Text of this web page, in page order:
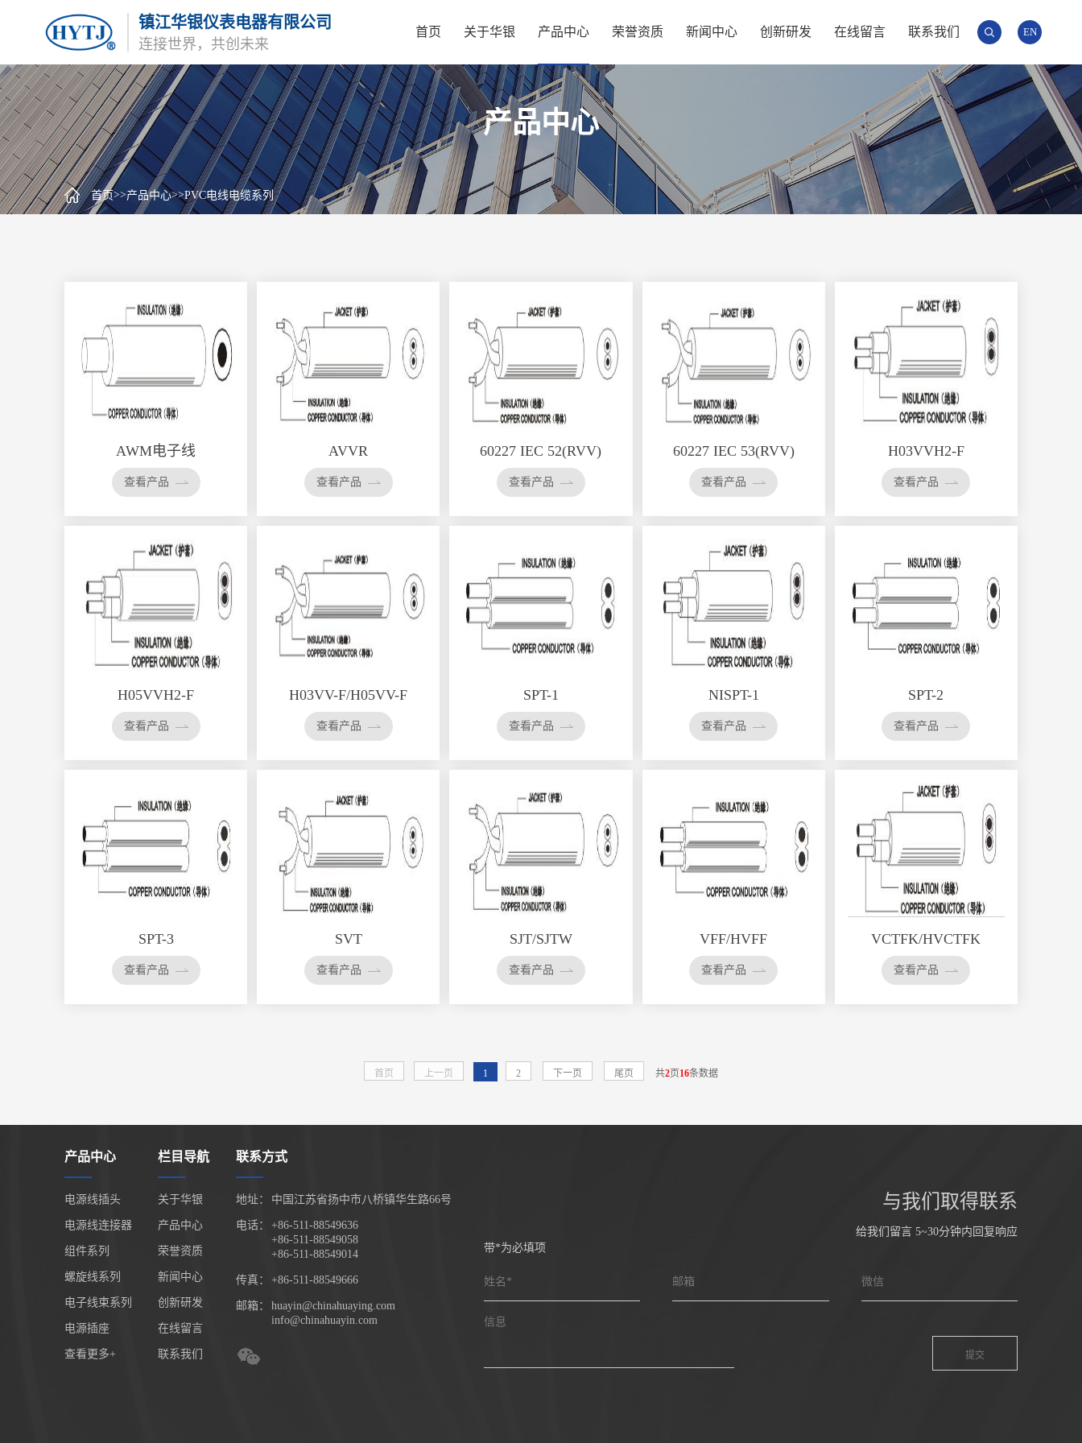
镇江华银仪表电器有限公司
连接世界，共创未来
首页 关于华银 产品中心 荣誉资质 新闻中心 创新研发 在线留言 联系我们 EN
产品中心
首页>>产品中心>>PVC电线电缆系列
AWM电子线
查看产品
AVVR
查看产品
60227 IEC 52(RVV)
查看产品
60227 IEC 53(RVV)
查看产品
H03VVH2-F
查看产品
H05VVH2-F
查看产品
H03VV-F/H05VV-F
查看产品
SPT-1
查看产品
NISPT-1
查看产品
SPT-2
查看产品
SPT-3
查看产品
SVT
查看产品
SJT/SJTW
查看产品
VFF/HVFF
查看产品
VCTFK/HVCTFK
查看产品
首页 上一页 1 2 下一页 尾页 共2页16条数据
产品中心
电源线插头
电源线连接器
组件系列
螺旋线系列
电子线束系列
电源插座
查看更多+
栏目导航
关于华银
产品中心
荣誉资质
新闻中心
创新研发
在线留言
联系我们
联系方式
地址： 中国江苏省扬中市八桥镇华生路66号
电话：
+86-511-88549636
+86-511-88549058
+86-511-88549014
传真： +86-511-88549666
邮箱：
huayin@chinahuaying.com
info@chinahuayin.com
与我们取得联系
给我们留言 5~30分钟内回复响应
带*为必填项
姓名* 邮箱 微信
信息